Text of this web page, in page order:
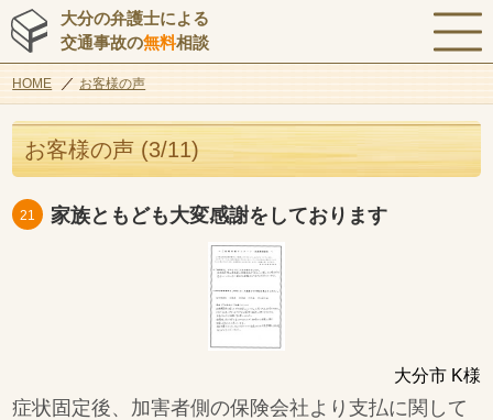
大分の弁護士による
交通事故の無料相談
HOME お客様の声
お客様の声 (3/11)
家族ともども大変感謝をしております
21
大分市 K様
症状固定後、加害者側の保険会社より支払に関して